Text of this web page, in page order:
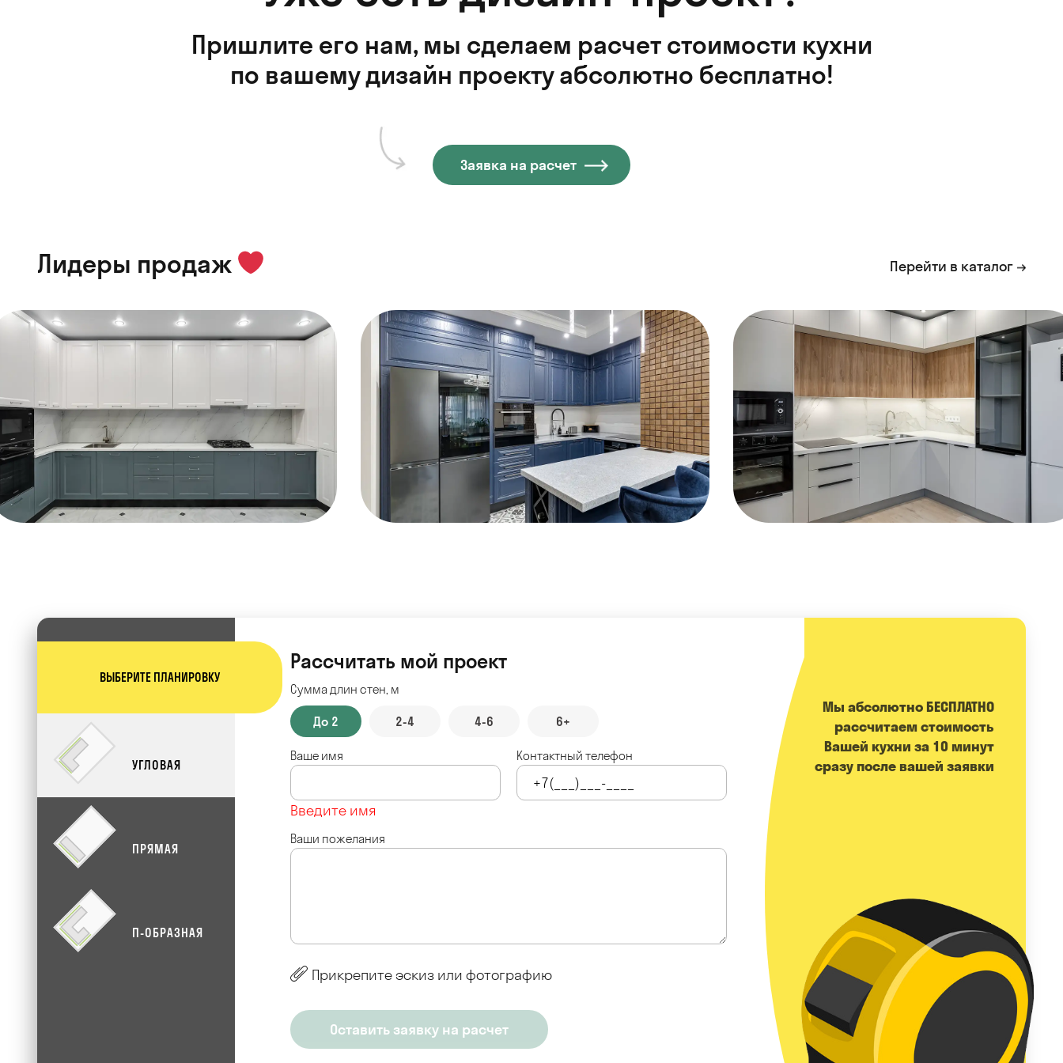
Пришлите его нам, мы сделаем расчет стоимости кухни
по вашему дизайн проекту абсолютно бесплатно!
Заявка на расчет
Лидеры продаж Перейти в каталог
ВЫБЕРИТЕ ПЛАНИРОВКУ
УГЛОВАЯ
ПРЯМАЯ
П-ОБРАЗНАЯ
Рассчитать мой проект
Сумма длин стен, м
До 2 2-4 4-6 6+
Ваше имя
Введите имя
Контактный телефон
Ваши пожелания
Прикрепите эскиз или фотографию
Мы абсолютно БЕСПЛАТНО
расcчитаем стоимость
Вашей кухни за 10 минут
сразу после вашей заявки